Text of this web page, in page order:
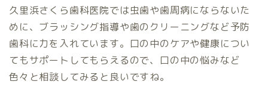
久里浜さくら歯科医院では虫歯や歯周病にならないた
めに、ブラッシング指導や歯のクリーニングなど予防
歯科に力を入れています。口の中のケアや健康につい
てもサポートしてもらえるので、口の中の悩みなど
色々と相談してみると良いですね。